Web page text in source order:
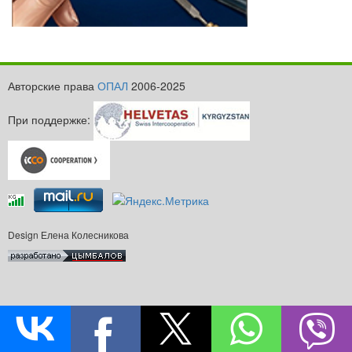
Авторские права ОПАЛ 2006-2025
При поддержке:
Design Елена Колесникова